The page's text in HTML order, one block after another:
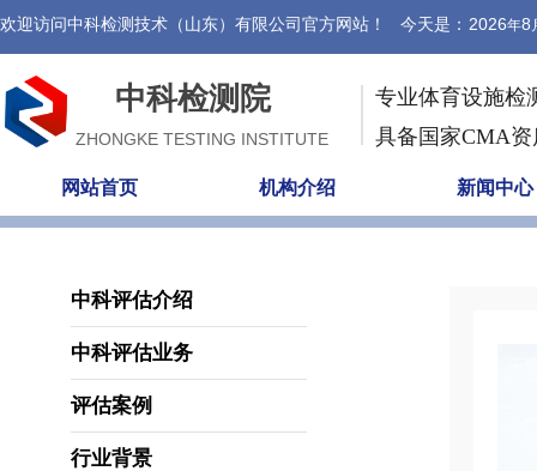
2026年8
欢迎访问中科检测技术（山东）有限公司官方网站！ 今天是：
网站首页 机构介绍 新闻中心
具备国家CMA
专业体育设施检
中科检测院
ZHONGKE TESTING INSTITUTE
中科评估介绍
中科评估业务
评估案例
行业背景